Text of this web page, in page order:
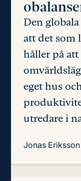
Den
att det som
håller på
eget hus
utredare i
Jonas Eriksson